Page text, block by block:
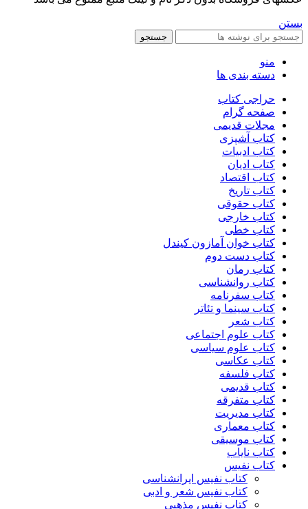
بستن
جستجو
منو
دسته بندی ها
حراجی کتاب
صفحه گرام
مجلات قدیمی
کتاب آشپزی
کتاب ادبیات
کتاب ادیان
کتاب اقتصاد
کتاب تاریخ
کتاب حقوقی
کتاب خارجی
کتاب خطی
کتاب خوان آمازون کیندل
کتاب دست دوم
کتاب رمان
کتاب روانشناسی
کتاب سفرنامه
کتاب سینما و تئاتر
کتاب شعر
کتاب علوم اجتماعی
کتاب علوم سیاسی
کتاب عکاسی
کتاب فلسفه
کتاب قدیمی
کتاب متفرقه
کتاب مدیریت
کتاب معماری
کتاب موسیقی
کتاب نایاب
کتاب نفیس
کتاب نفیس ایرانشناسی
کتاب نفیس شعر و ادبی
کتاب نفیس مذهبی